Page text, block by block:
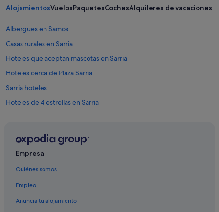
AlojamientosVuelosPaquetesCochesAlquileres de vacaciones
Albergues en Samos
Casas rurales en Sarria
Hoteles que aceptan mascotas en Sarria
Hoteles cerca de Plaza Sarria
Sarria hoteles
Hoteles de 4 estrellas en Sarria
Casas de campo en Sarria
Samos hoteles
Pensiones en Sarria
Empresa
Quiénes somos
Empleo
Anuncia tu alojamiento